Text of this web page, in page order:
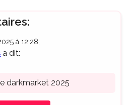
à 12:28,
a dit:
darkmarket 2025